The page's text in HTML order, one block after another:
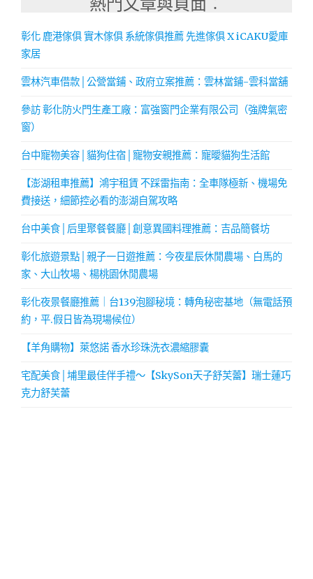
彰化 鹿港傢俱 實木傢俱 系統傢俱推薦 先進傢俱 X iCAKU愛庫
家居
雲林汽車借款│公營當鋪、政府立案推薦：雲林當鋪-雲科當舖
參訪 彰化防火門生產工廠：富強窗門企業有限公司（強牌氣密
窗）
台中寵物美容│貓狗住宿│寵物安親推薦：寵曖貓狗生活館
【澎湖租車推薦】鴻宇租賃 不踩雷指南：全車隊極新、機場免
費接送，細節控必看的澎湖自駕攻略
台中美食│后里聚餐餐廳│創意異國料理推薦：吉品簡餐坊
彰化旅遊景點│親子一日遊推薦：今夜星辰休閒農場、白馬的
家、大山牧場、楊桃園休閒農場
彰化夜景餐廳推薦｜台139泡腳秘境：轉角秘密基地（無電話預
約，平.假日皆為現場候位）
【羊角購物】萊悠諾 香水珍珠洗衣濃縮膠囊
宅配美食│埔里最佳伴手禮～【SkySon天子舒芙蕾】瑞士蓮巧
克力舒芙蕾